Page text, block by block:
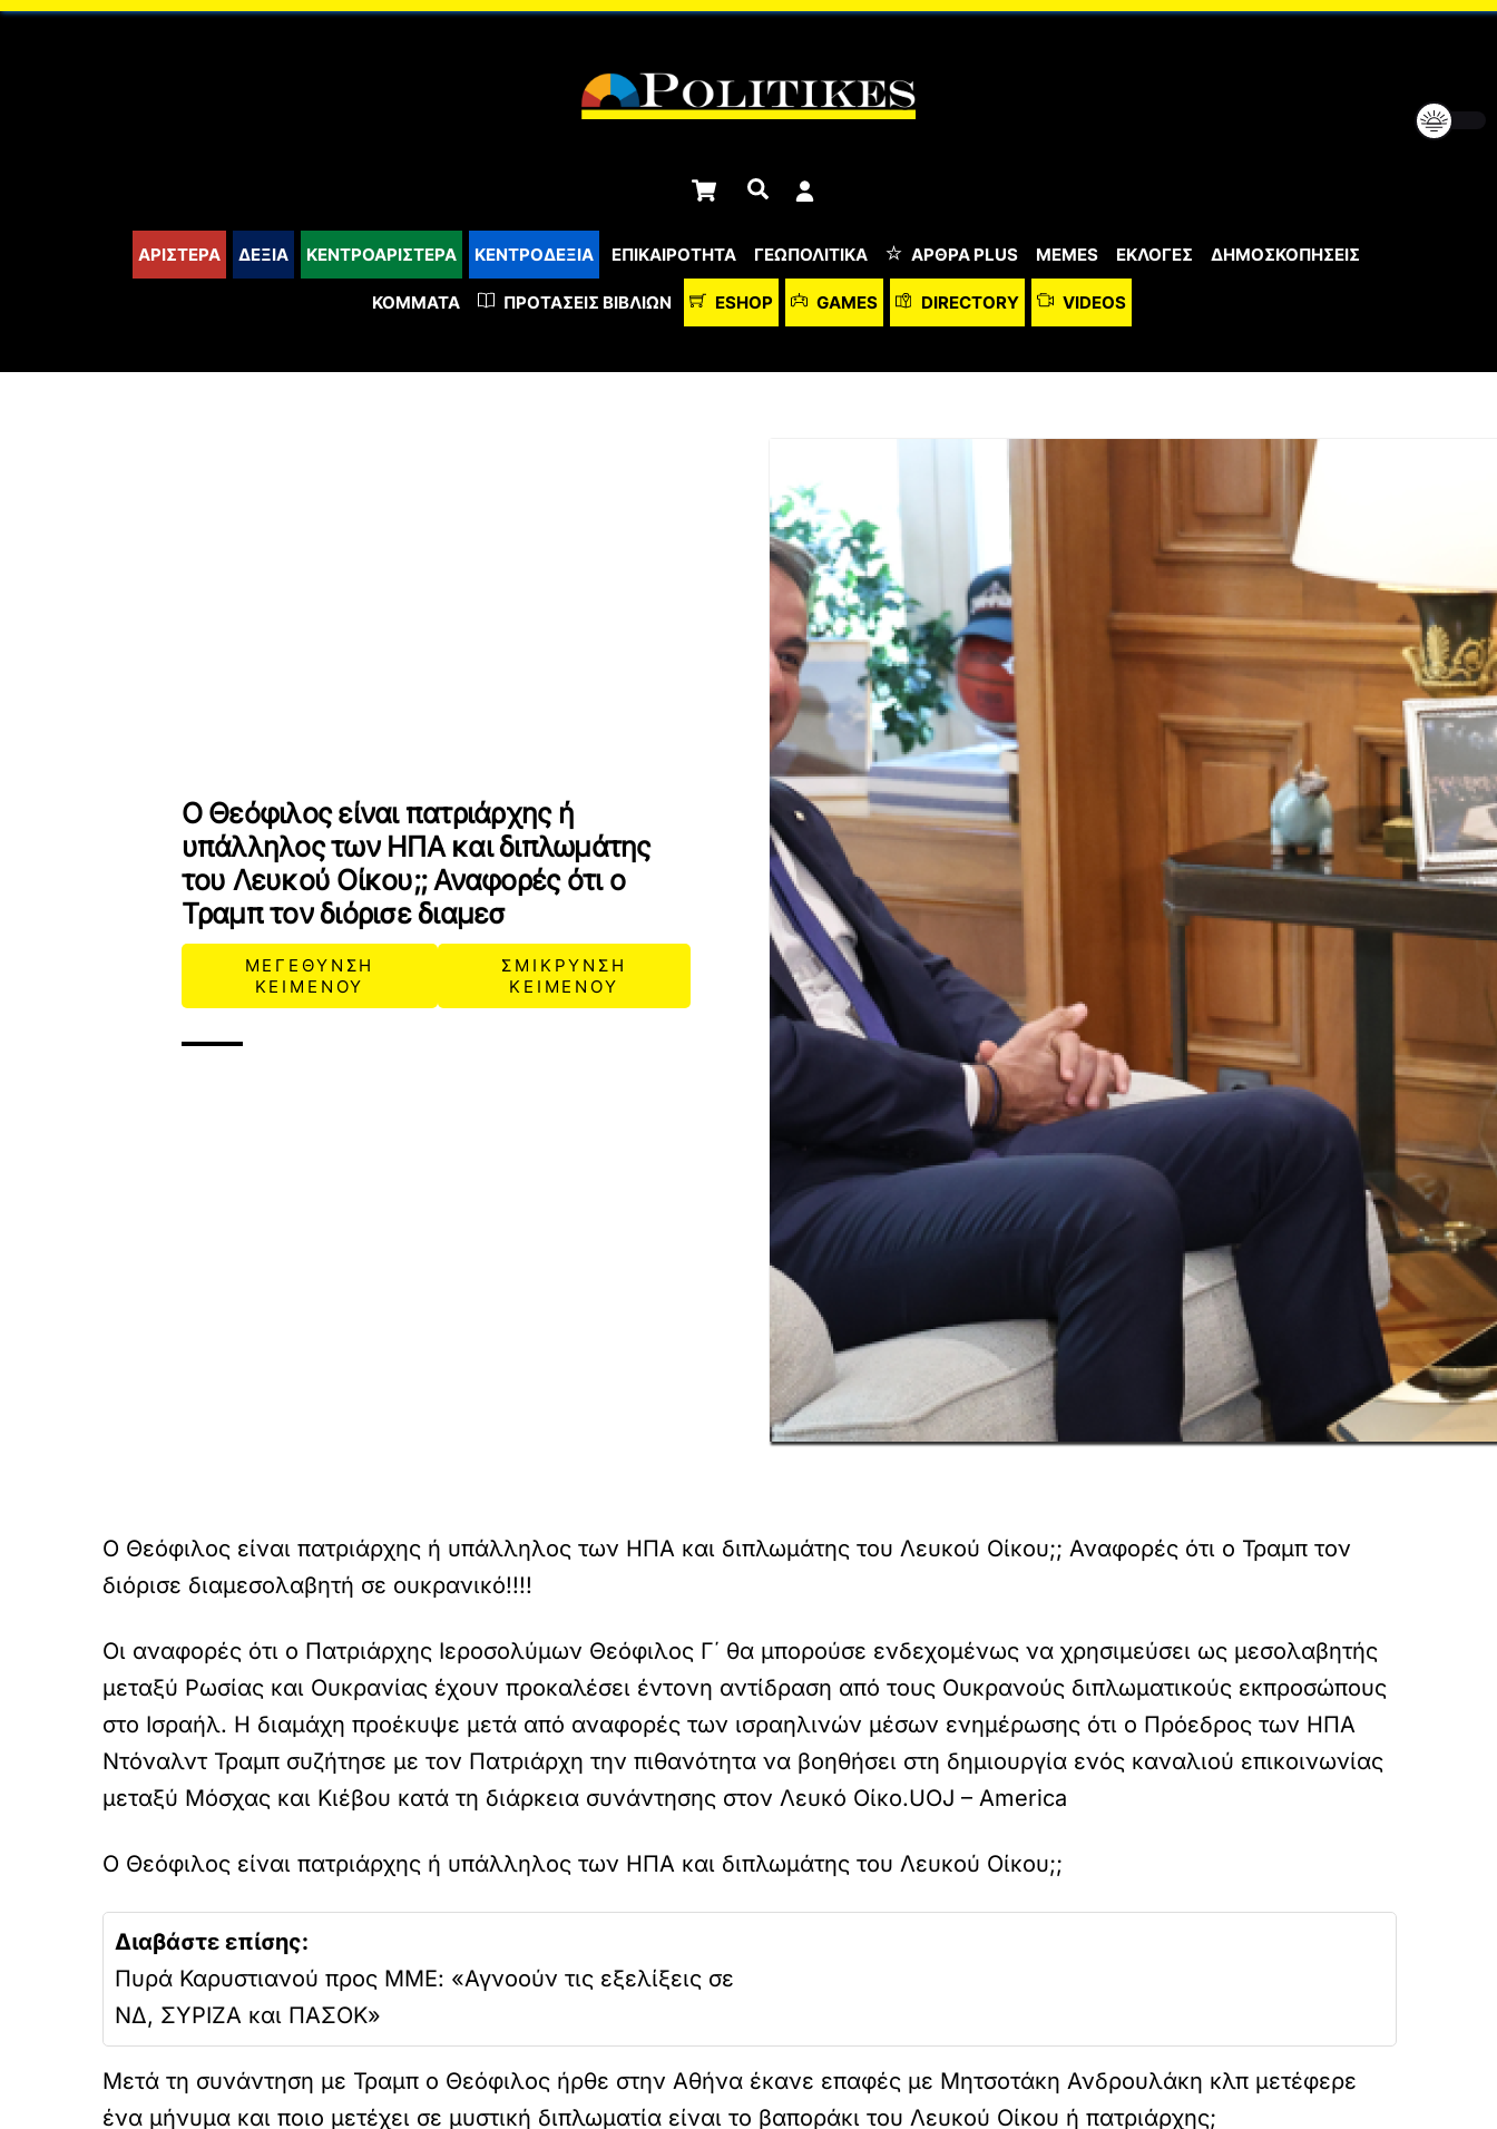
content
Cart Αναζήτηση
ΑΡΙΣΤΕΡΑ ΔΕΞΙΑ ΚΕΝΤΡΟΑΡΙΣΤΕΡΑ ΚΕΝΤΡΟΔΕΞΙΑ ΕΠΙΚΑΙΡΟΤΗΤΑ ΓΕΩΠΟΛΙΤΙΚΑ ΆΡΘΡΑ PLUS MEMES ΕΚΛΟΓΕΣ ΔΗΜΟΣΚΟΠΗΣΕΙΣ
ΚΌΜΜΑΤΑ ΠΡΟΤΆΣΕΙΣ ΒΙΒΛΊΩΝ ESHOP GAMES DIRECTORY VIDEOS
Ο Θεόφιλος είναι πατριάρχης ή
υπάλληλος των ΗΠΑ και διπλωμάτης
του Λευκού Οίκου;; Αναφορές ότι ο
Τραμπ τον διόρισε διαμεσ
ΜΕΓΕΘΥΝΣΗ
ΚΕΙΜΕΝΟΥ
ΣΜΙΚΡΥΝΣΗ
ΚΕΙΜΕΝΟΥ
Ο Θεόφιλος είναι πατριάρχης ή υπάλληλος των ΗΠΑ και διπλωμάτης του Λευκού Οίκου;; Αναφορές ότι ο Τραμπ τον
διόρισε διαμεσολαβητή σε ουκρανικό!!!!
Οι αναφορές ότι ο Πατριάρχης Ιεροσολύμων Θεόφιλος Γ΄ θα μπορούσε ενδεχομένως να χρησιμεύσει ως μεσολαβητής
μεταξύ Ρωσίας και Ουκρανίας έχουν προκαλέσει έντονη αντίδραση από τους Ουκρανούς διπλωματικούς εκπροσώπους
στο Ισραήλ. Η διαμάχη προέκυψε μετά από αναφορές των ισραηλινών μέσων ενημέρωσης ότι ο Πρόεδρος των ΗΠΑ
Ντόναλντ Τραμπ συζήτησε με τον Πατριάρχη την πιθανότητα να βοηθήσει στη δημιουργία ενός καναλιού επικοινωνίας
μεταξύ Μόσχας και Κιέβου κατά τη διάρκεια συνάντησης στον Λευκό Οίκο.UOJ – America
Ο Θεόφιλος είναι πατριάρχης ή υπάλληλος των ΗΠΑ και διπλωμάτης του Λευκού Οίκου;;
Διαβάστε επίσης:
Πυρά Καρυστιανού προς ΜΜΕ: «Αγνοούν τις εξελίξεις σε
ΝΔ, ΣΥΡΙΖΑ και ΠΑΣΟΚ»
Μετά τη συνάντηση με Τραμπ ο Θεόφιλος ήρθε στην Αθήνα έκανε επαφές με Μητσοτάκη Ανδρουλάκη κλπ μετέφερε
ένα μήνυμα και ποιο μετέχει σε μυστική διπλωματία είναι το βαποράκι του Λευκού Οίκου ή πατριάρχης;